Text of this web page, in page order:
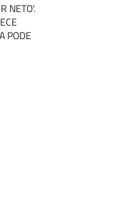
NETO'.
PODE